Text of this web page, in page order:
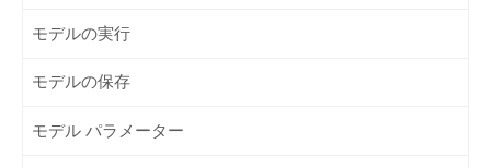
モデルの実行
モデルの保存
モデル パラメーター